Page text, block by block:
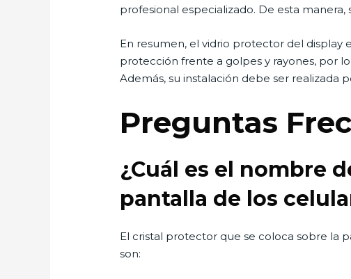
profesional especializado. De esta
En resumen, el vidrio protector del display
protección frente a golpes y rayones, por
Además, su instalación debe ser realizada
Preguntas
¿Cuál es el nombre
pantalla de los
El cristal protector que se coloca sobre la
son: